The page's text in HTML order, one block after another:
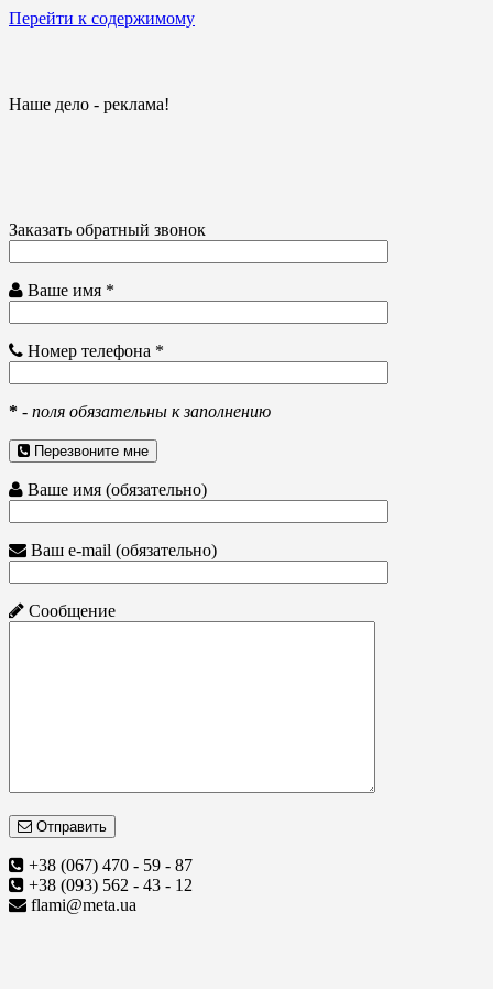
Перейти к содержимому
Наше дело - реклама!
Заказать обратный звонок
Ваше имя *
Номер телефона *
* - поля обязательны к заполнению
Перезвоните мне
Ваше имя (обязательно)
Ваш e-mail (обязательно)
Сообщение
Отправить
+38 (067) 470 - 59 - 87
+38 (093) 562 - 43 - 12
flami@meta.ua